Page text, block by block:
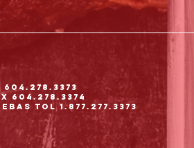
604.278.3373
604.278.3374
Tol 1.877.277.3373